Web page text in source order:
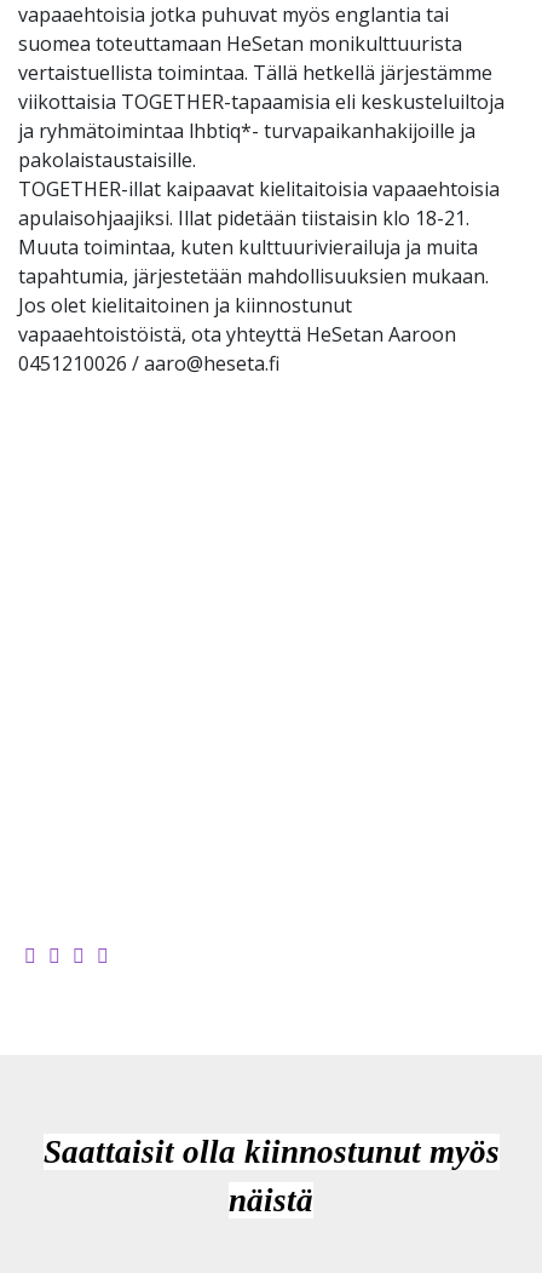
vapaaehtoisia jotka puhuvat myös englantia tai
suomea toteuttamaan HeSetan monikulttuurista
vertaistuellista toimintaa. Tällä hetkellä järjestämme
viikottaisia TOGETHER-tapaamisia eli keskusteluiltoja
ja ryhmätoimintaa lhbtiq*- turvapaikanhakijoille ja
pakolaistaustaisille.
TOGETHER-illat kaipaavat kielitaitoisia vapaaehtoisia
apulaisohjaajiksi. Illat pidetään tiistaisin klo 18-21.
Muuta toimintaa, kuten kulttuurivierailuja ja muita
tapahtumia, järjestetään mahdollisuuksien mukaan.
Jos olet kielitaitoinen ja kiinnostunut
vapaaehtoistöistä, ota yhteyttä HeSetan Aaroon
0451210026 / aaro@heseta.fi
Saattaisit olla kiinnostunut myös
näistä